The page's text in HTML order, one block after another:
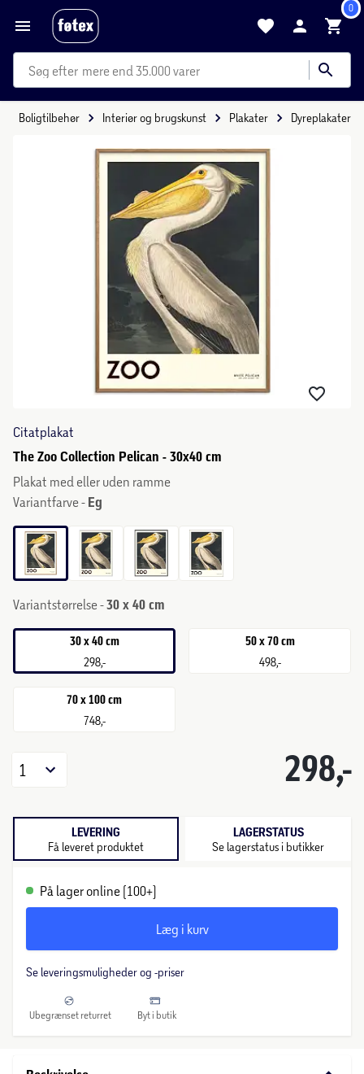
0
mere end 35.000 varer
Boligtilbehør Interiør og brugskunst Plakater Dyreplakater
Citatplakat
The Zoo Collection Pelican - 30x40 cm
Plakat med eller uden ramme
Variantfarve - Eg
Variantstørrelse -30 x 40 cm
30 x 40 cm
298,-
50 x 70 cm
498,-
70 x 100 cm
748,-
298,-
1
LEVERING
Få leveret produktet
LAGERSTATUS
Se lagerstatus i butikker
På lager online (100+)
Læg i kurv
Se leveringsmuligheder og -priser
Ubegrænset returret Byt i butik